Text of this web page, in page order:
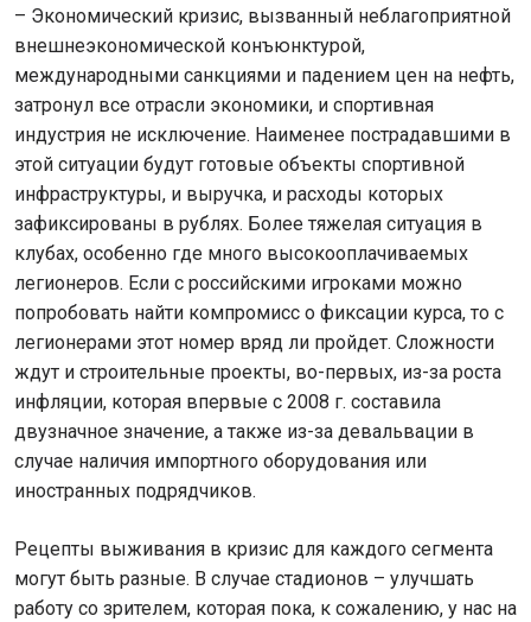
– Экономический кризис, вызванный неблагоприятной
внешнеэкономической конъюнктурой,
международными санкциями и падением цен на нефть,
затронул все отрасли экономики, и спортивная
индустрия не исключение. Наименее пострадавшими в
этой ситуации будут готовые объекты спортивной
инфраструктуры, и выручка, и расходы которых
зафиксированы в рублях. Более тяжелая ситуация в
клубах, особенно где много высокооплачиваемых
легионеров. Если с российскими игроками можно
попробовать найти компромисс о фиксации курса, то с
легионерами этот номер вряд ли пройдет. Сложности
ждут и строительные проекты, во-первых, из-за роста
инфляции, которая впервые с 2008 г. составила
двузначное значение, а также из-за девальвации в
случае наличия импортного оборудования или
иностранных подрядчиков.
Рецепты выживания в кризис для каждого сегмента
могут быть разные. В случае стадионов – улучшать
работу со зрителем, которая пока, к сожалению, у нас на